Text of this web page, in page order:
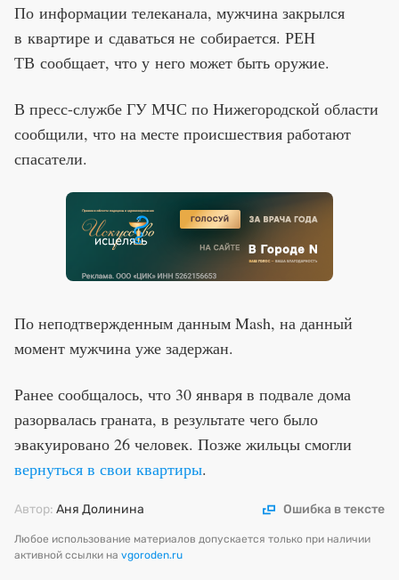
По информации телеканала, мужчина закрылся
в квартире и сдаваться не собирается. РЕН
ТВ сообщает, что у него может быть оружие.
В пресс-службе ГУ МЧС по Нижегородской области
сообщили, что на месте происшествия работают
спасатели.
По неподтвержденным данным Mash, на данный
момент мужчина уже задержан.
Ранее сообщалось, что 30 января в подвале дома
разорвалась граната, в результате чего было
эвакуировано 26 человек. Позже жильцы смогли
вернуться в свои квартиры.
Автор: Аня Долинина Ошибка в тексте
Любое использование материалов допускается только при наличии
активной ссылки на vgoroden.ru